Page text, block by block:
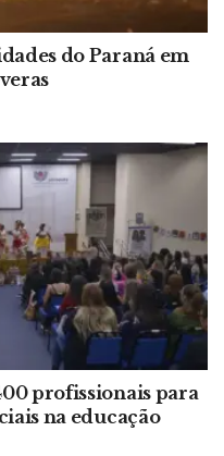
do Paraná em
profissionais para
na educação